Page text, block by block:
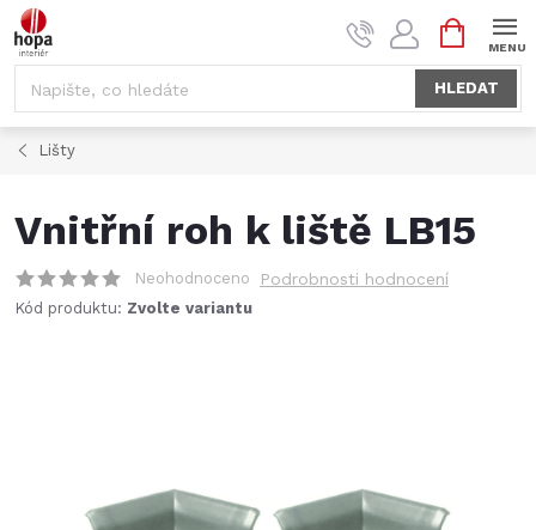
Přejít
na
HLEDAT
NÁKUPNÍ
KOŠÍK
Lišty
Vnitřní roh k liště LB15
Neohodnoceno Podrobnosti hodnocení
Kód produktu: Zvolte variantu